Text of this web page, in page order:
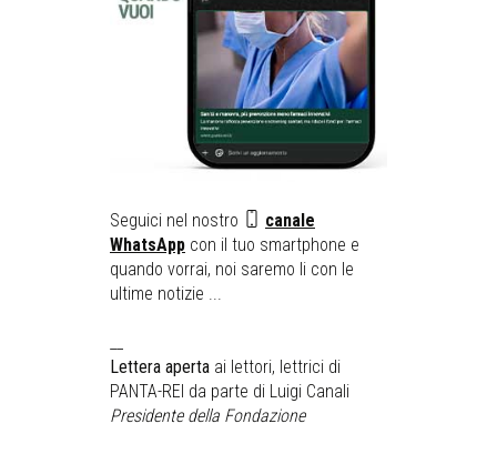
Seguici nel nostro
canale
WhatsApp con il tuo smartphone e
quando vorrai, noi saremo li con le
ultime notizie ...
Lettera aperta ai lettori, lettrici di
PANTA-REI da parte di Luigi Canali
Presidente della Fondazione